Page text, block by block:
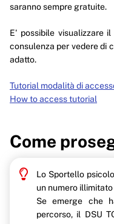
saranno sempre gratuite.
E' possibile visualizzare
consulenza per vedere di
adatto.
Tutorial modalità di
How to access tutorial
Come
Lo Sportello
un numero
Se emerge che
percorso, il DSU